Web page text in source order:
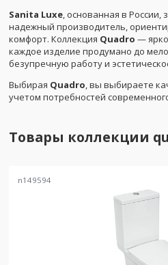
Sanita Luxe, основанная в России,
надежный производитель,
комфорт. Коллекция Quadro —
каждое изделие продумано до
безупречную работу и
Выбирая Quadro, вы выбираете
учетом потребностей
Товары коллекции
n149594